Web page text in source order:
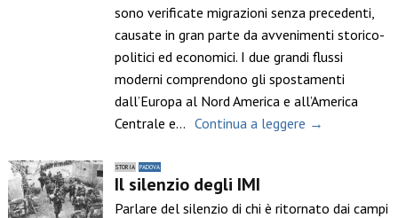
sono verificate migrazioni senza precedenti,
causate in gran parte da avvenimenti storico-
politici ed economici. I due grandi flussi
moderni comprendono gli spostamenti
dall’Europa al Nord America e all’America
Centrale e… Continua a leggere →
STORIA PADOVA
Il silenzio degli IMI
Parlare del silenzio di chi è ritornato dai campi